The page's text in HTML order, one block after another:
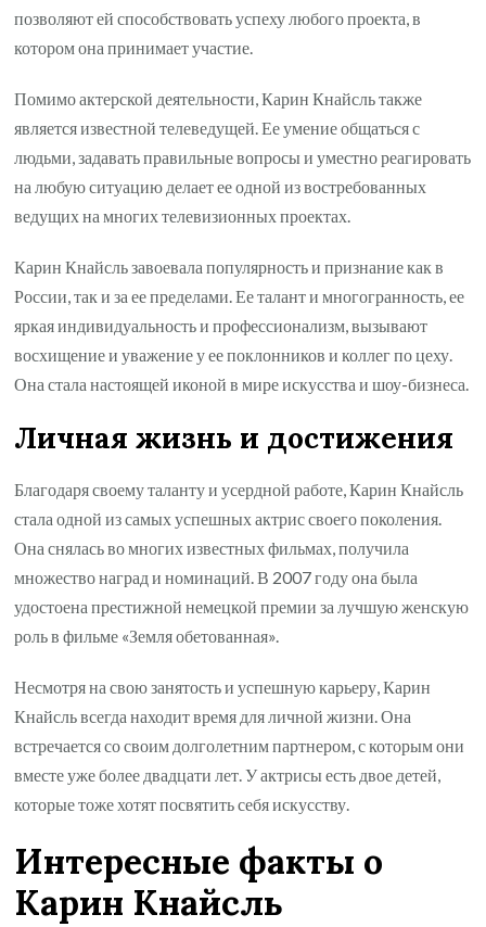
позволяют ей способствовать успеху любого проекта, в
котором она принимает участие.
Помимо актерской деятельности, Карин Кнайсль также
является известной телеведущей. Ее умение общаться с
людьми, задавать правильные вопросы и уместно реагировать
на любую ситуацию делает ее одной из востребованных
ведущих на многих телевизионных проектах.
Карин Кнайсль завоевала популярность и признание как в
России, так и за ее пределами. Ее талант и многогранность, ее
яркая индивидуальность и профессионализм, вызывают
восхищение и уважение у ее поклонников и коллег по цеху.
Она стала настоящей иконой в мире искусства и шоу-бизнеса.
Личная жизнь и достижения
Благодаря своему таланту и усердной работе, Карин Кнайсль
стала одной из самых успешных актрис своего поколения.
Она снялась во многих известных фильмах, получила
множество наград и номинаций. В 2007 году она была
удостоена престижной немецкой премии за лучшую женскую
роль в фильме «Земля обетованная».
Несмотря на свою занятость и успешную карьеру, Карин
Кнайсль всегда находит время для личной жизни. Она
встречается со своим долголетним партнером, с которым они
вместе уже более двадцати лет. У актрисы есть двое детей,
которые тоже хотят посвятить себя искусству.
Интересные факты о
Карин Кнайсль